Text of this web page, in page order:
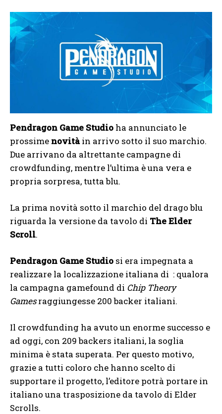
Pendragon Game Studio ha annunciato le
prossime novitàin arrivo sotto il suo marchio.
Due arrivano da altrettante campagne di
crowdfunding, mentre l’ultima è una vera e
propria sorpresa, tutta blu.
La prima novità sotto il marchio del drago blu
riguarda la versione da tavolo di The Elder
Scroll.
Pendragon Game Studio si era impegnata a
realizzare la localizzazione italiana di : qualora
la campagna gamefound di Chip Theory
Gamesraggiungesse 200 backer italiani.
Il crowdfunding ha avuto un enorme successo e
ad oggi, con 209 backers italiani, la soglia
minima è stata superata. Per questo motivo,
grazie a tutti coloro che hanno scelto di
supportare il progetto, l’editore potrà portare in
italiano una trasposizione da tavolo di Elder
Scrolls.